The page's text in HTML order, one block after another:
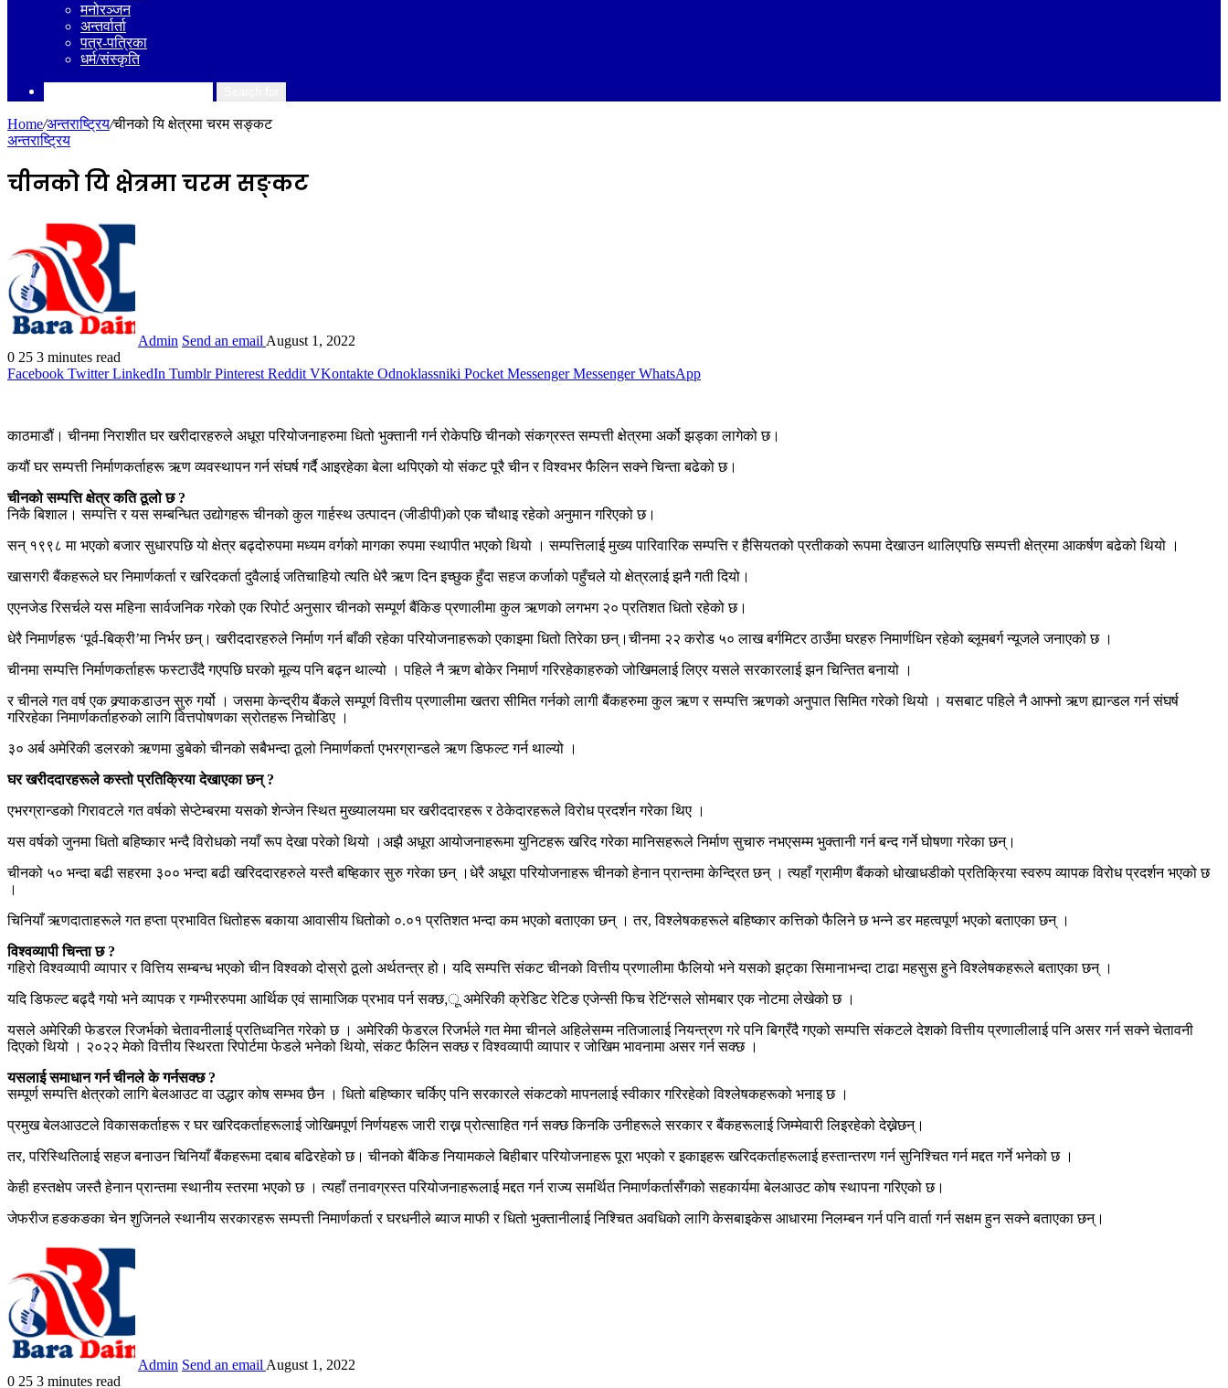
मनोरञ्जन
अन्तर्वार्ता
पत्र-पत्रिका
धर्म/संस्कृति
Home/अन्तराष्ट्रिय/चीनको यि क्षेत्रमा चरम सङ्कट
अन्तराष्ट्रिय
चीनको यि क्षेत्रमा चरम सङ्कट
Admin Send an email August 1, 2022
0 25 3 minutes read
Facebook Twitter LinkedIn Tumblr Pinterest Reddit VKontakte Odnoklassniki Pocket Messenger Messenger WhatsApp
काठमाडौं। चीनमा निराशीत घर खरीदारहरुले अधूरा परियोजनाहरुमा धितो भुक्तानी गर्न रोकेपछि चीनको संकग्रस्त सम्पत्ती क्षेत्रमा अर्को झड्का लागेको छ।
कयौं घर सम्पत्ती निर्माणकर्ताहरू ऋण व्यवस्थापन गर्न संघर्ष गर्दै आइरहेका बेला थपिएको यो संकट पूरै चीन र विश्वभर फैलिन सक्ने चिन्ता बढेको छ।
चीनको सम्पत्ति क्षेत्र कति ठूलो छ ?
निकै बिशाल। सम्पत्ति र यस सम्बन्धित उद्योगहरू चीनको कुल गार्हस्थ उत्पादन (जीडीपी)को एक चौथाइ रहेको अनुमान गरिएको छ।
सन् १९९८ मा भएको बजार सुधारपछि यो क्षेत्र बढ्दोरुपमा मध्यम वर्गको मागका रुपमा स्थापीत भएको थियो । सम्पत्तिलाई मुख्य पारिवारिक सम्पत्ति र हैसियतको प्रतीकको रूपमा देखाउन थालिएपछि सम्पत्ती क्षेत्रमा आकर्षण बढेको थियो ।
खासगरी बैंकहरूले घर निमार्णकर्ता र खरिदकर्ता दुवैलाई जतिचाहियो त्यति धेरै ऋण दिन इच्छुक हुँदा सहज कर्जाको पहुँचले यो क्षेत्रलाई झनै गती दियो।
एएनजेड रिसर्चले यस महिना सार्वजनिक गरेको एक रिपोर्ट अनुसार चीनको सम्पूर्ण बैंकिङ प्रणालीमा कुल ऋणको लगभग २० प्रतिशत धितो रहेको छ।
धेरै निमार्णहरू ‘पूर्व-बिक्री’मा निर्भर छन्। खरीददारहरुले निर्माण गर्न बाँकी रहेका परियोजनाहरूको एकाइमा धितो तिरेका छन्।चीनमा २२ करोड ५० लाख बर्गमिटर ठाउँमा घरहरु निमार्णधिन रहेको ब्लूमबर्ग न्यूजले जनाएको छ ।
चीनमा सम्पत्ति निर्माणकर्ताहरू फस्टाउँदै गएपछि घरको मूल्य पनि बढ्न थाल्यो । पहिले नै ऋण बोकेर निमार्ण गरिरहेकाहरुको जोखिमलाई लिएर यसले सरकारलाई झन चिन्तित बनायो ।
र चीनले गत वर्ष एक क्र्याकडाउन सुरु गर्यो । जसमा केन्द्रीय बैंकले सम्पूर्ण वित्तीय प्रणालीमा खतरा सीमित गर्नको लागी बैंकहरुमा कुल ऋण र सम्पत्ति ऋणको अनुपात सिमित गरेको थियो । यसबाट पहिले नै आफ्नो ऋण ह्यान्डल गर्न संघर्ष
गरिरहेका निमार्णकर्ताहरुको लागि वित्तपोषणका स्रोतहरू निचोडिए ।
३० अर्ब अमेरिकी डलरको ऋणमा डुबेको चीनको सबैभन्दा ठूलो निमार्णकर्ता एभरग्रान्डले ऋण डिफल्ट गर्न थाल्यो ।
घर खरीददारहरूले कस्तो प्रतिक्रिया देखाएका छन् ?
एभरग्रान्डको गिरावटले गत वर्षको सेप्टेम्बरमा यसको शेन्जेन स्थित मुख्यालयमा घर खरीददारहरू र ठेकेदारहरूले विरोध प्रदर्शन गरेका थिए ।
यस वर्षको जुनमा धितो बहिष्कार भन्दै विरोधको नयाँ रूप देखा परेको थियो ।अझै अधूरा आयोजनाहरूमा युनिटहरू खरिद गरेका मानिसहरूले निर्माण सुचारु नभएसम्म भुक्तानी गर्न बन्द गर्ने घोषणा गरेका छन्।
चीनको ५० भन्दा बढी सहरमा ३०० भन्दा बढी खरिददारहरुले यस्तै बष्हिकार सुरु गरेका छन् ।धेरै अधूरा परियोजनाहरू चीनको हेनान प्रान्तमा केन्द्रित छन् । त्यहाँ ग्रामीण बैंकको धोखाधडीको प्रतिक्रिया स्वरुप व्यापक विरोध प्रदर्शन भएको छ
।
चिनियाँ ऋणदाताहरूले गत हप्ता प्रभावित धितोहरू बकाया आवासीय धितोको ०.०१ प्रतिशत भन्दा कम भएको बताएका छन् । तर, विश्लेषकहरूले बहिष्कार कत्तिको फैलिने छ भन्ने डर महत्वपूर्ण भएको बताएका छन् ।
विश्वव्यापी चिन्ता छ ?
गहिरो विश्वव्यापी व्यापार र वित्तिय सम्बन्ध भएको चीन विश्वको दोस्रो ठूलो अर्थतन्त्र हो। यदि सम्पत्ति संकट चीनको वित्तीय प्रणालीमा फैलियो भने यसको झट्का सिमानाभन्दा टाढा महसुस हुने विश्लेषकहरूले बताएका छन् ।
यदि डिफल्ट बढ्दै गयो भने व्यापक र गम्भीररुपमा आर्थिक एवं सामाजिक प्रभाव पर्न सक्छ,ू अमेरिकी क्रेडिट रेटिङ एजेन्सी फिच रेटिंग्सले सोमबार एक नोटमा लेखेको छ ।
यसले अमेरिकी फेडरल रिजर्भको चेतावनीलाई प्रतिध्वनित गरेको छ । अमेरिकी फेडरल रिजर्भले गत मेमा चीनले अहिलेसम्म नतिजालाई नियन्त्रण गरे पनि बिग्रँदै गएको सम्पत्ति संकटले देशको वित्तीय प्रणालीलाई पनि असर गर्न सक्ने चेतावनी
दिएको थियो । २०२२ मेको वित्तीय स्थिरता रिपोर्टमा फेडले भनेको थियो, संकट फैलिन सक्छ र विश्वव्यापी व्यापार र जोखिम भावनामा असर गर्न सक्छ ।
यसलाई समाधान गर्न चीनले के गर्नसक्छ ?
सम्पूर्ण सम्पत्ति क्षेत्रको लागि बेलआउट वा उद्धार कोष सम्भव छैन । धितो बहिष्कार चर्किए पनि सरकारले संकटको मापनलाई स्वीकार गरिरहेको विश्लेषकहरूको भनाइ छ ।
प्रमुख बेलआउटले विकासकर्ताहरू र घर खरिदकर्ताहरूलाई जोखिमपूर्ण निर्णयहरू जारी राख्न प्रोत्साहित गर्न सक्छ किनकि उनीहरूले सरकार र बैंकहरूलाई जिम्मेवारी लिइरहेको देख्नेछन्।
तर, परिस्थितिलाई सहज बनाउन चिनियाँ बैंकहरूमा दबाब बढिरहेको छ। चीनको बैंकिङ नियामकले बिहीबार परियोजनाहरू पूरा भएको र इकाइहरू खरिदकर्ताहरूलाई हस्तान्तरण गर्न सुनिश्चित गर्न मद्दत गर्ने भनेको छ ।
केही हस्तक्षेप जस्तै हेनान प्रान्तमा स्थानीय स्तरमा भएको छ । त्यहाँ तनावग्रस्त परियोजनाहरूलाई मद्दत गर्न राज्य समर्थित निमार्णकर्तासँगको सहकार्यमा बेलआउट कोष स्थापना गरिएको छ।
जेफरीज हङकङका चेन शुजिनले स्थानीय सरकारहरू सम्पत्ती निमार्णकर्ता र घरधनीले ब्याज माफी र धितो भुक्तानीलाई निश्चित अवधिको लागि केसबाइकेस आधारमा निलम्बन गर्न पनि वार्ता गर्न सक्षम हुन सक्ने बताएका छन्।
Admin Send an email August 1, 2022
0 25 3 minutes read